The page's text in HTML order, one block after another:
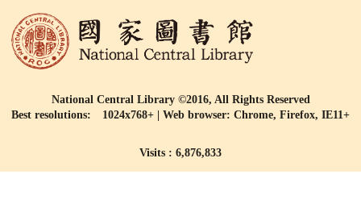
National Central Library ©2016, All Rights Reserved
Best resolutions: 1024x768+ | Web browser: Chrome, Firefox, IE11+
Visits : 6,876,833